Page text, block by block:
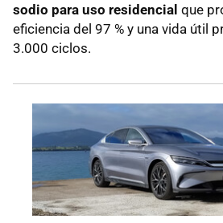
sodio para uso residencial que
eficiencia del 97 % y una vida útil
3.000 ciclos.